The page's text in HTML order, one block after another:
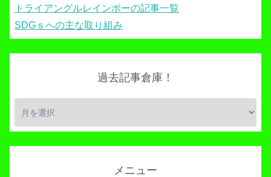
トライアングルレインボーの記事一覧
SDGｓへの主な取り組み
過去記事倉庫！
メニュー